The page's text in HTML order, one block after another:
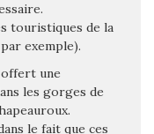
touristiques de la
exemple).
offert une
les gorges de
le fait que ces